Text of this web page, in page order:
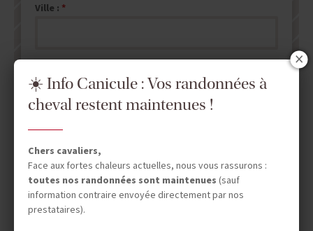
Ville :
ENVOYER MA DEMANDE DE DEVIS
NB : les champs marqués d'un
☀️ Info Canicule : Vos randonnées à
cheval restent maintenues !
Chers cavaliers,
Face aux fortes chaleurs actuelles, nous vous rassurons :
toutes nos randonnées sont maintenues (sauf
information contraire envoyée directement par nos
prestataires).